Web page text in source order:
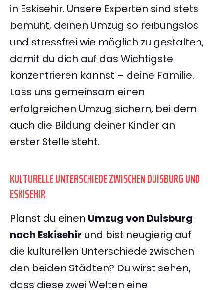
in Eskisehir. Unsere Experten sind stets
bemüht, deinen Umzug so reibungslos
und stressfrei wie möglich zu gestalten,
damit du dich auf das Wichtigste
konzentrieren kannst – deine Familie.
Lass uns gemeinsam einen
erfolgreichen Umzug sichern, bei dem
auch die Bildung deiner Kinder an
erster Stelle steht.
KULTURELLE UNTERSCHIEDE ZWISCHEN DUISBURG UND
ESKISEHIR
Planst du einen Umzug von Duisburg
nach Eskisehir und bist neugierig auf
die kulturellen Unterschiede zwischen
den beiden Städten? Du wirst sehen,
dass diese zwei Welten eine